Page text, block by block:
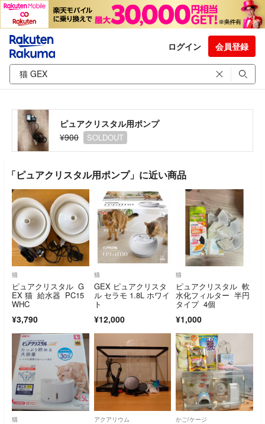
ログイン 会員登録
ピュアクリスタル用ポンプ
¥900
SOLDOUT
「ピュアクリスタル用ポンプ」に近い商品
猫
ピュアクリスタル G
EX 猫 給水器 PC15
WHC
¥3,790
猫
GEX ピュアクリスタ
ル セラモ 1.8L ホワイ
ト
¥12,000
猫
ピュアクリスタル 軟
水化フィルター 半円
タイプ 4個
¥1,000
猫 アクアリウム かご/ケージ